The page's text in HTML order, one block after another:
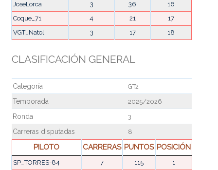
JoseLorca
3 36
16
Coque_71
4 21
17
VGT_Natoli
3 17 18
CLASIFICACIÓN GENERAL
Categoría GT2
Temporada 2025/2026
Ronda 3
Carreras disputadas 8
PILOTO CARRERAS PUNTOS POSICIÓN
SP_TORRES-84 7 115
1